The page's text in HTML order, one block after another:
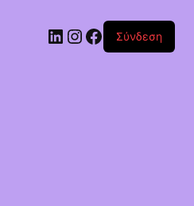
Linkedin
Instagram
Facebook
Σύνδεση